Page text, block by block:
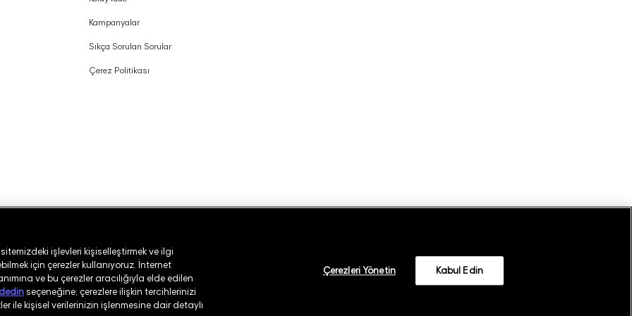
Kampanyalar
Sıkça Sorulan Sorular
Çerez Politikası
Güvenlik Politikası Kullanım Koşulları
işlevleri kişiselleştirmek ve ilgi
için çerezler kullanıyoruz. İnternet
ve bu çerezler aracılığıyla elde edilen
seçeneğine; çerezlere ilişkin tercihlerinizi
ile kişisel verilerinizin işlenmesine dair detaylı
Çerezleri Yönetin Kabul Edin